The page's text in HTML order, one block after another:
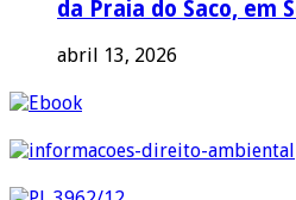
da Praia do Saco, em
abril 13, 2026